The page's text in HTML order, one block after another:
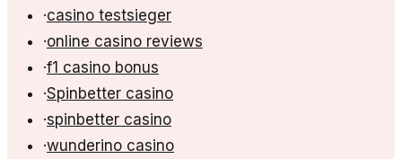
·casino testsieger
·online casino reviews
·f1 casino bonus
·Spinbetter casino
·spinbetter casino
·wunderino casino